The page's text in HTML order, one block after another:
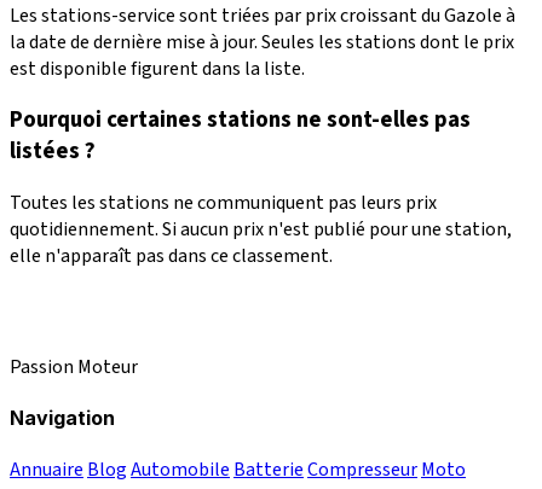
Les stations-service sont triées par prix croissant du Gazole à
la date de dernière mise à jour. Seules les stations dont le prix
est disponible figurent dans la liste.
Pourquoi certaines stations ne sont-elles pas
listées ?
Toutes les stations ne communiquent pas leurs prix
quotidiennement. Si aucun prix n'est publié pour une station,
elle n'apparaît pas dans ce classement.
Passion Moteur
Navigation
Annuaire BlogAutomobile BatterieCompresseurMoto